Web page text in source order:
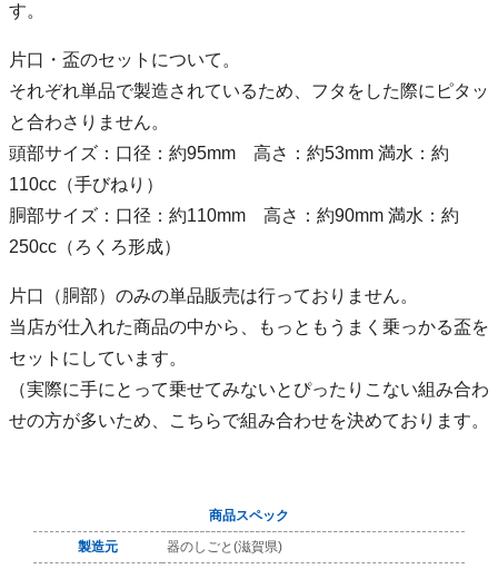
す。
片口・盃のセットについて。
それぞれ単品で製造されているため、フタをした際にピタッ
と合わさりません。
頭部サイズ：口径：約95mm 高さ：約53mm 満水：約
110cc（手びねり）
胴部サイズ：口径：約110mm 高さ：約90mm 満水：約
250cc（ろくろ形成）
片口（胴部）のみの単品販売は行っておりません。
当店が仕入れた商品の中から、もっともうまく乗っかる盃を
セットにしています。
（実際に手にとって乗せてみないとぴったりこない組み合わ
せの方が多いため、こちらで組み合わせを決めております。
商品スペック
製造元
器のしごと(滋賀県)